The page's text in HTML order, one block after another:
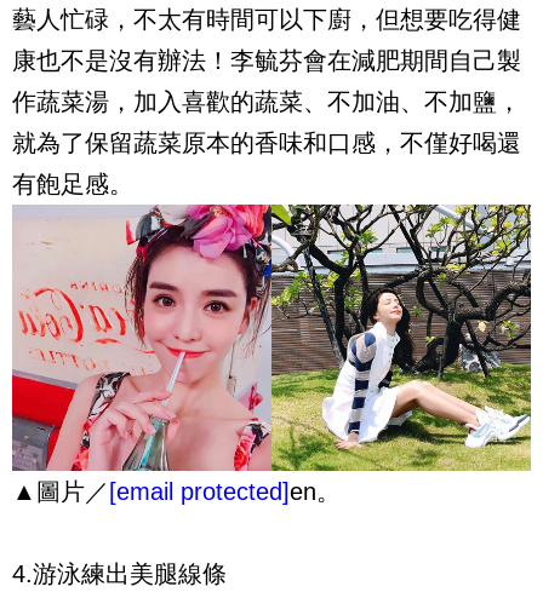
藝人忙碌，不太有時間可以下廚，但想要吃得健
康也不是沒有辦法！李毓芬會在減肥期間自己製
作蔬菜湯，加入喜歡的蔬菜、不加油、不加鹽，
就為了保留蔬菜原本的香味和口感，不僅好喝還
有飽足感。
▲圖片／ [email protected]en。
4.游泳練出美腿線條